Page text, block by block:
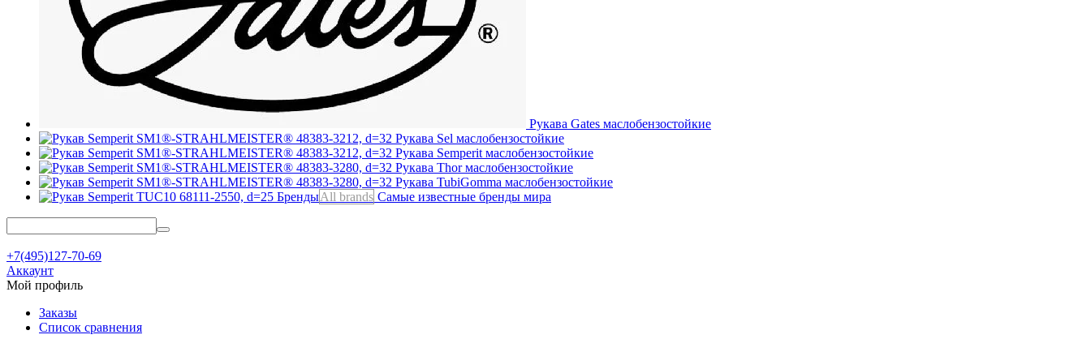
Рукава Gates маслобензостойкие
Рукава Sel маслобензостойкие
Рукава Semperit маслобензостойкие
Рукава Thorмаслобензостойкие
Рукава TubiGomma маслобензостойкие
БрендыAll brands Самые известные бренды мира
+7(495)127-70-69
Аккаунт
Мой профиль
Заказы
Список сравнения